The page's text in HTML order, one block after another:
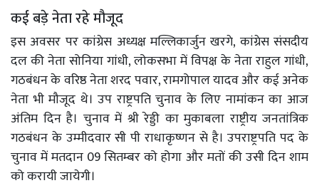
कई बड़े नेता रहे मौजूद
इस अवसर पर कांग्रेस अध्यक्ष मल्लिकार्जुन खरगे, कांग्रेस संसदीय
दल की नेता सोनिया गांधी, लोकसभा में विपक्ष के नेता राहुल गांधी,
गठबंधन के वरिष्ठ नेता शरद पवार, रामगोपाल यादव और कई अनेक
नेता भी मौजूद थे। उप राष्ट्रपति चुनाव के लिए नामांकन का आज
अंतिम दिन है। चुनाव में श्री रेड्डी का मुकाबला राष्ट्रीय जनतांत्रिक
गठबंधन के उम्मीदवार सी पी राधाकृष्णन से है। उपराष्ट्रपति पद के
चुनाव में मतदान 09 सितम्बर को होगा और मतों की उसी दिन शाम
को करायी जायेगी।